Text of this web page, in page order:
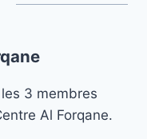
3 membres
Al Forqane.